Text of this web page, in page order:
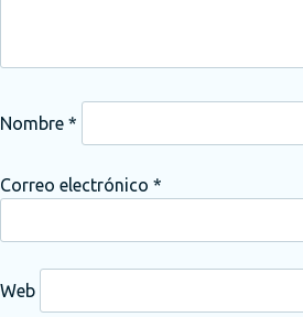
Nombre *
Correo electrónico *
Web